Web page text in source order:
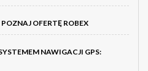
OFERTĘ ROBEX
NAWIGACJI GPS: